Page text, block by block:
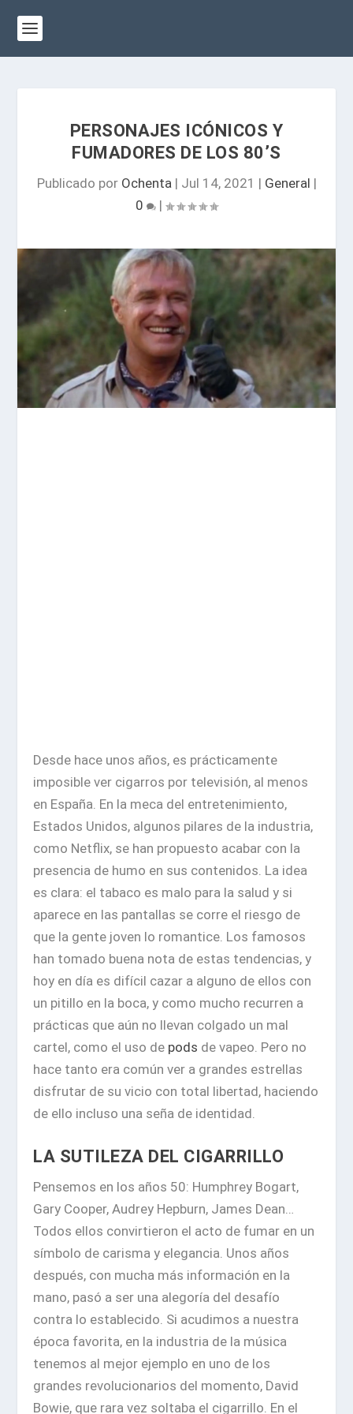
PERSONAJES ICÓNICOS Y
FUMADORES DE LOS 80’S
Publicado por Ochenta| Jul 14, 2021 | General |
0
|
Desde hace unos años, es prácticamente
imposible ver cigarros por televisión, al menos
en España. En la meca del entretenimiento,
Estados Unidos, algunos pilares de la industria,
como Netflix, se han propuesto acabar con la
presencia de humo en sus contenidos. La idea
es clara: el tabaco es malo para la salud y si
aparece en las pantallas se corre el riesgo de
que la gente joven lo romantice. Los famosos
han tomado buena nota de estas tendencias, y
hoy en día es difícil cazar a alguno de ellos con
un pitillo en la boca, y como mucho recurren a
prácticas que aún no llevan colgado un mal
cartel, como el uso de pods de vapeo. Pero no
hace tanto era común ver a grandes estrellas
disfrutar de su vicio con total libertad, haciendo
de ello incluso una seña de identidad.
LA SUTILEZA DEL CIGARRILLO
Pensemos en los años 50: Humphrey Bogart,
Gary Cooper, Audrey Hepburn, James Dean…
Todos ellos convirtieron el acto de fumar en un
símbolo de carisma y elegancia. Unos años
después, con mucha más información en la
mano, pasó a ser una alegoría del desafío
contra lo establecido. Si acudimos a nuestra
época favorita, en la industria de la música
tenemos al mejor ejemplo en uno de los
grandes revolucionarios del momento, David
Bowie, que rara vez soltaba el cigarrillo. En el